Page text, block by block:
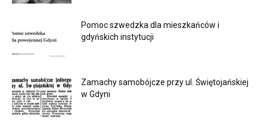
Pomoc szwedzka dla mieszkańców i
gdyńskich instytucji
Zamachy samobójcze przy ul. Świętojańskiej
w Gdyni